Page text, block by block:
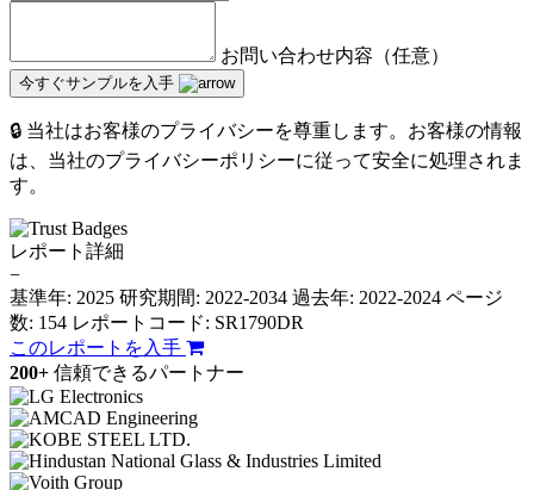
お問い合わせ内容（任意）
今すぐサンプルを入手
🔒 当社はお客様のプライバシーを尊重します。お客様の情報
は、当社のプライバシーポリシーに従って安全に処理されま
す。
レポート詳細
−
基準年: 2025 研究期間: 2022-2034 過去年: 2022-2024 ページ
数: 154 レポートコード: SR1790DR
このレポートを入手
200+ 信頼できるパートナー